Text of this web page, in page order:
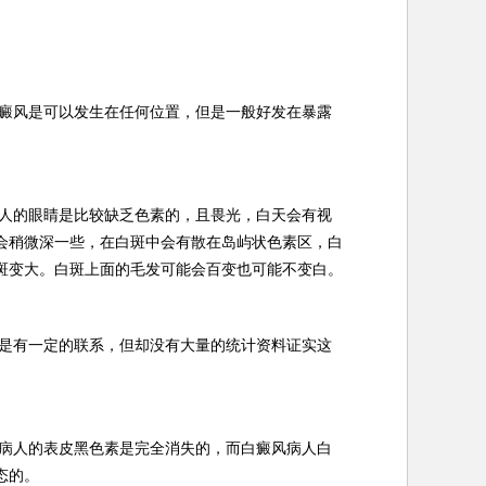
风是可以发生在任何位置，但是一般好发在暴露
的眼睛是比较缺乏色素的，且畏光，白天会有视
微深一些，在白斑中会有散在岛屿状色素区，白
大。白斑上面的毛发可能会百变也可能不变白。
有一定的联系，但却没有大量的统计资料证实这
人的表皮黑色素是完全消失的，而白癜风病人白
。